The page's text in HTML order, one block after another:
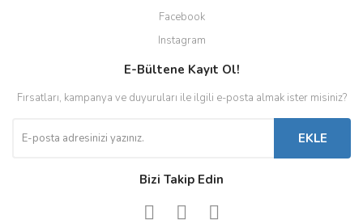
Facebook
Instagram
E-Bültene Kayıt Ol!
Fırsatları, kampanya ve duyuruları ile ilgili e-posta almak ister misiniz?
EKLE
Bizi Takip Edin